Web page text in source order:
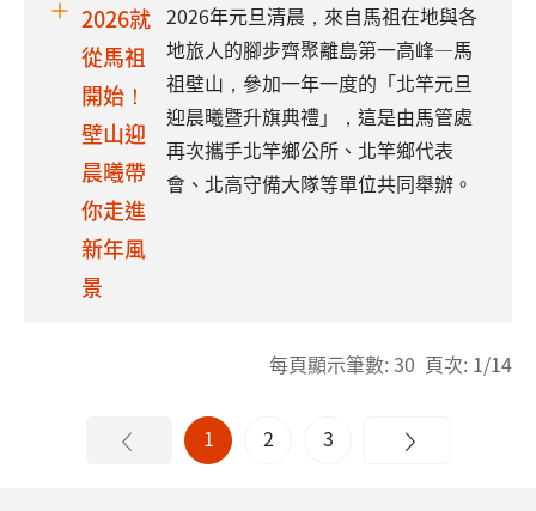
2026就
從馬祖
開始！
壁山迎
晨曦帶
你走進
新年風
景
2026年元旦清晨，來自馬祖在地與各
地旅人的腳步齊聚離島第一高峰—馬
祖壁山，參加一年一度的「北竿元旦
迎晨曦暨升旗典禮」，這是由馬管處
再次攜手北竿鄉公所、北竿鄉代表
會、北高守備大隊等單位共同舉辦。
每頁顯示筆數: 30 頁次: 1/14
1 2 3